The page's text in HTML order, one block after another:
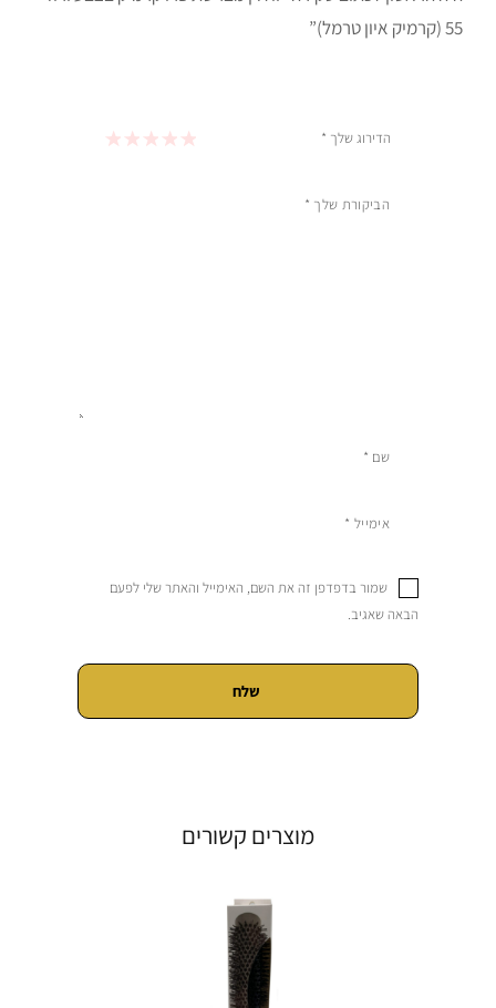
55 (קרמיק איון טרמל)”
הדירוג שלך * 1 מתוך 5 כוכבים 2 מתוך 5 כוכבים 3 מתוך 5 כוכבים 4 מתוך 5 כוכבים
שמור בדפדפן זה את השם, האימייל והאתר שלי לפעם
הבאה שאגיב.
מוצרים קשורים